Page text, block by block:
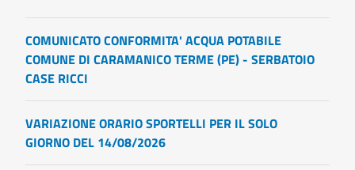
COMUNICATO CONFORMITA' ACQUA POTABILE
COMUNE DI CARAMANICO TERME (PE) - SERBATOIO
CASE RICCI
VARIAZIONE ORARIO SPORTELLI PER IL SOLO
GIORNO DEL 14/08/2026